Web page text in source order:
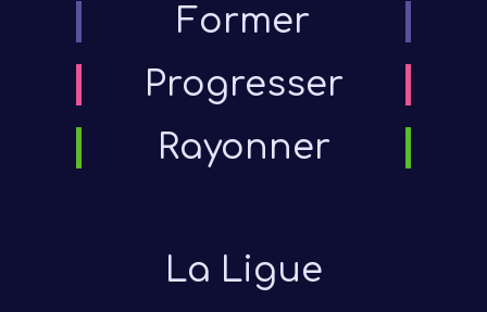
Former
Progresser
Rayonner
La Ligue